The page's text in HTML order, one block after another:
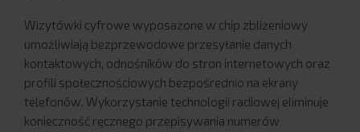
Wizytówki cyfrowe wyposażone w chip zbliżeniowy
umożliwiają bezprzewodowe przesyłanie danych
kontaktowych, odnośników do stron internetowych oraz
profili społecznościowych bezpośrednio na ekrany
telefonów. Wykorzystanie technologii radiowej eliminuje
konieczność ręcznego przepisywania numerów